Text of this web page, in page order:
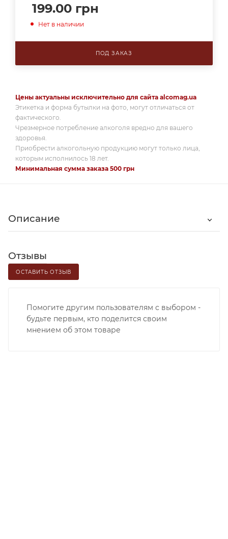
199.00 грн
Нет в наличии
ПОД ЗАКАЗ
Цены актуальны исключительно для сайта alcomag.ua
Этикетка и форма бутылки на фото, могут отличаться от
фактического.
Чрезмерное потребление алкоголя вредно для вашего
здоровья.
Приобрести алкогольную продукцию могут только лица,
которым исполнилось 18 лет.
Минимальная сумма заказа 500 грн
Описание
Отзывы
ОСТАВИТЬ ОТЗЫВ
Помогите другим пользователям с выбором -
будьте первым, кто поделится своим
мнением об этом товаре